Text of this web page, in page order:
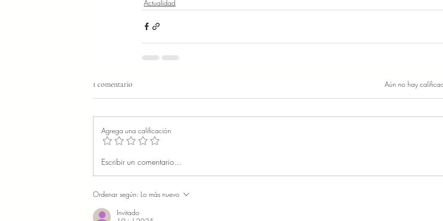
Actualidad
1 comentario Obtuvo 0 de 5 estrellas.
Aún no hay
Agrega una calificación
Escribir un comentario...
Ordenar según: Lo más nuevo
Invitado